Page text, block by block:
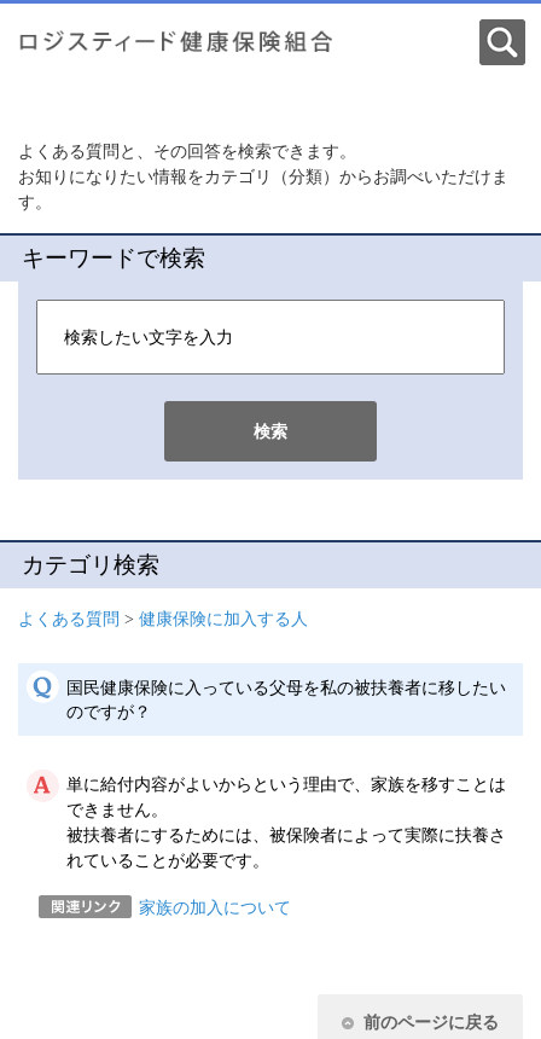
よくある質問と、その回答を検索できます。
お知りになりたい情報をカテゴリ（分類）からお調べいただけま
す。
キーワードで検索
検索
カテゴリ検索
よくある質問 > 健康保険に加入する人
国民健康保険に入っている父母を私の被扶養者に移したい
のですが？
単に給付内容がよいからという理由で、家族を移すことは
できません。
被扶養者にするためには、被保険者によって実際に扶養さ
れていることが必要です。
家族の加入について
前のページに戻る